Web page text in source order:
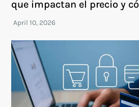
que impactan el precio y